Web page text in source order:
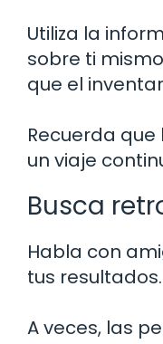
Utiliza la
sobre ti
que el
Recuerda
un viaje
Busca
Habla con
tus resultados.
A veces, las